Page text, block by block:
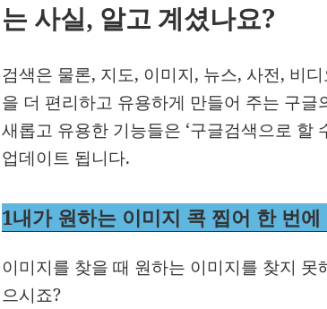
는 사실, 알고 계셨나요?
검색은 물론, 지도, 이미지, 뉴스, 사전, 비
을 더 편리하고 유용하게 만들어 주는 구
새롭고 유용한 기능들은 ‘구글검색으로 할
업데이트 됩니다.
1내가 원하는 이미지 콕 찝어 한 번에
이미지를 찾을 때 원하는 이미지를 찾지
으시죠?